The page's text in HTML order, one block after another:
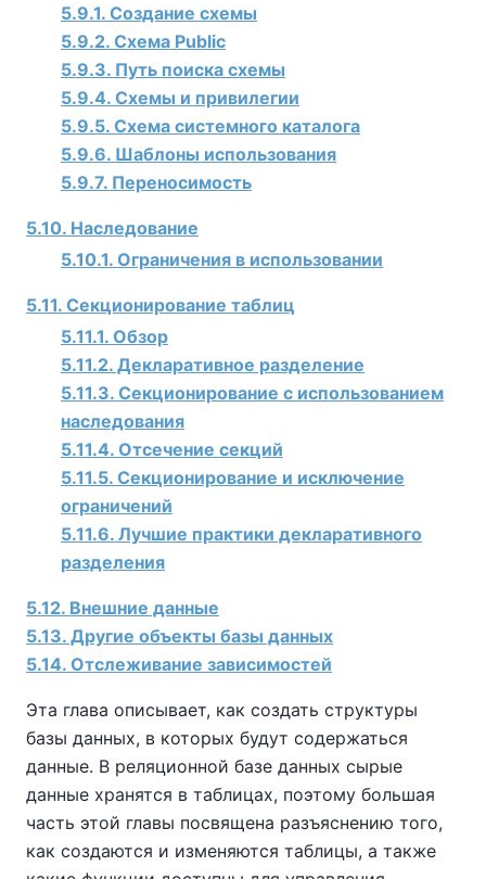
5.9.1. Создание схемы
5.9.2. Схема Public
5.9.3. Путь поиска схемы
5.9.4. Схемы и привилегии
5.9.5. Схема системного каталога
5.9.6. Шаблоны использования
5.9.7. Переносимость
5.10. Наследование
5.10.1. Ограничения в использовании
5.11. Секционирование таблиц
5.11.1. Обзор
5.11.2. Декларативное разделение
5.11.3. Секционирование с использованием
наследования
5.11.4. Отсечение секций
5.11.5. Секционирование и исключение
ограничений
5.11.6. Лучшие практики декларативного
разделения
5.12. Внешние данные
5.13. Другие объекты базы данных
5.14. Отслеживание зависимостей
Эта глава описывает, как создать структуры
базы данных, в которых будут содержаться
данные. В реляционной базе данных сырые
данные хранятся в таблицах, поэтому большая
часть этой главы посвящена разъяснению того,
как создаются и изменяются таблицы, а также